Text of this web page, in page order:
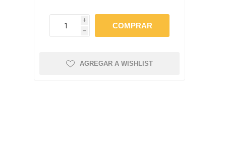
(Cepillos, peines y
i
h
AGREGAR A WISHLIST